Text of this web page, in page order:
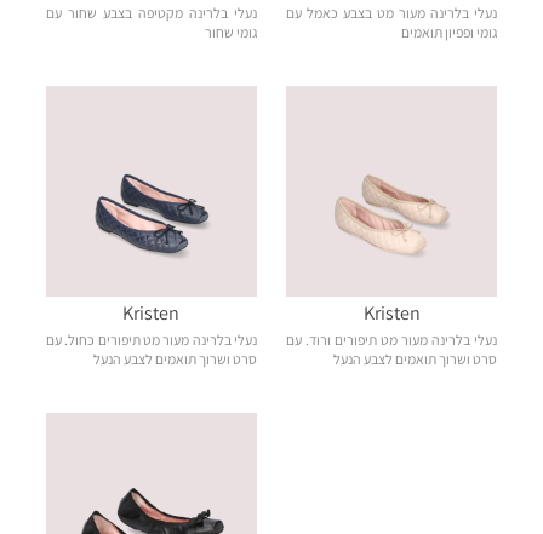
נעלי בלרינה מקטיפה בצבע שחור עם
גומי שחור
נעלי בלרינה מעור מט בצבע כאמל עם
גומי ופפיון תואמים
Kristen
נעלי בלרינה מעור מט תיפורים כחול. עם
סרט ושרוך תואמים לצבע הנעל
Kristen
נעלי בלרינה מעור מט תיפורים ורוד. עם
סרט ושרוך תואמים לצבע הנעל